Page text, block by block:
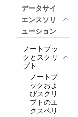
データサイ
エンスソリ
ューション
ノートブッ
クとスクリ
プト
ノートブ
ックおよ
びスクリ
プトのエ
クスペリ